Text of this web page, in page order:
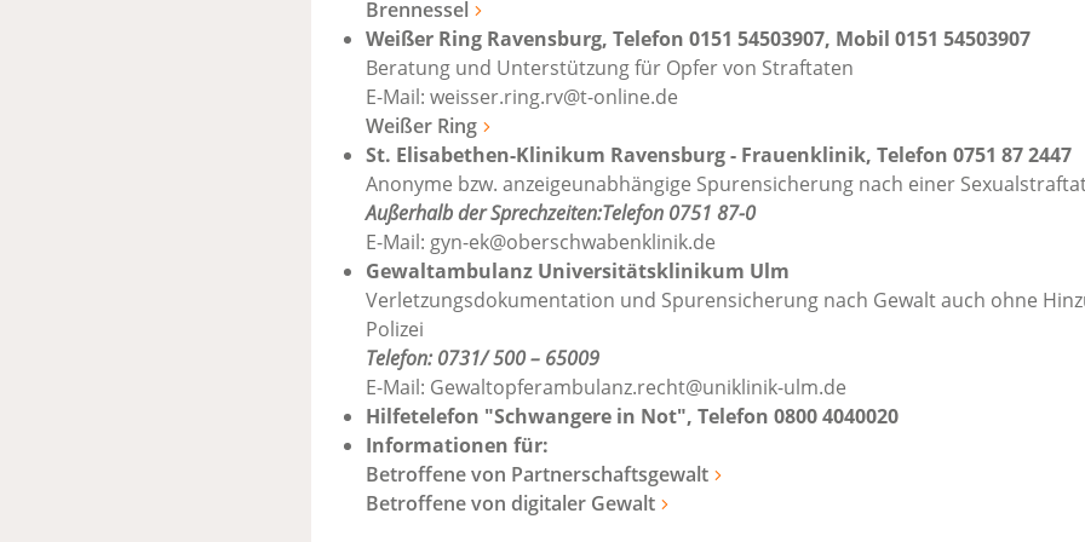
Brennessel
Weißer Ring Ravensburg, Telefon 0151 54503907, Mobil 0151 54503907
Beratung und Unterstützung für Opfer von Straftaten
E-Mail: weisser.ring.rv@t-online.de
Weißer Ring
St. Elisabethen-Klinikum Ravensburg - Frauenklinik, Telefon 0751 87 2447
Anonyme bzw. anzeigeunabhängige Spurensicherung nach einer
Außerhalb der Sprechzeiten:Telefon 0751 87-0
E-Mail: gyn-ek@oberschwabenklinik.de
Gewaltambulanz Universitätsklinikum Ulm
Verletzungsdokumentation und Spurensicherung nach Gewalt auch ohne
Polizei
Telefon: 0731/ 500 – 65009
E-Mail: Gewaltopferambulanz.recht@uniklinik-ulm.de
Hilfetelefon "Schwangere in Not", Telefon 0800 4040020
Informationen für:
Betroffene von Partnerschaftsgewalt
Betroffene von digitaler Gewalt